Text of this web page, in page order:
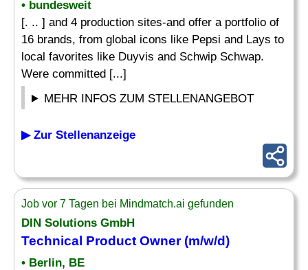
• bundesweit
[. .. ] and 4 production sites-and offer a portfolio of
16 brands, from global icons like Pepsi and Lays to
local favorites like Duyvis and Schwip Schwap.
Were committed [...]
MEHR INFOS ZUM STELLENANGEBOT
▶ Zur Stellenanzeige
Job vor 7 Tagen bei Mindmatch.ai gefunden
DIN Solutions GmbH
Technical Product Owner (m/w/d)
• Berlin, BE